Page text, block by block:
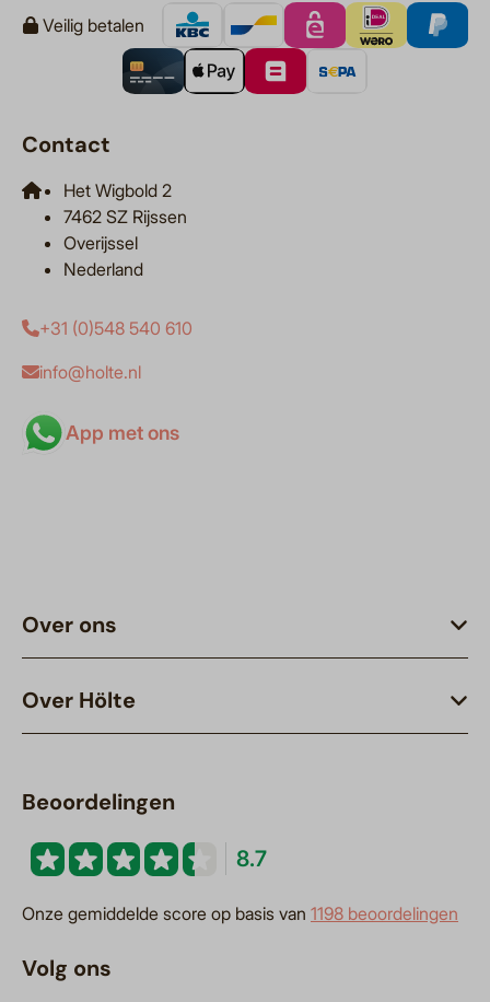
Veilig betalen
Contact
Het Wigbold 2
7462 SZ Rijssen
Overijssel
Nederland
+31 (0)548 540 610
info@holte.nl
App met ons
Over ons
Over Hölte
Beoordelingen
8.7
Onze gemiddelde score op basis van 1198 beoordelingen
Volg ons